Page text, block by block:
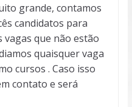
grande, contamos
candidatos para
vagas que não estão
quaisquer vaga
cursos . Caso isso
contato e será